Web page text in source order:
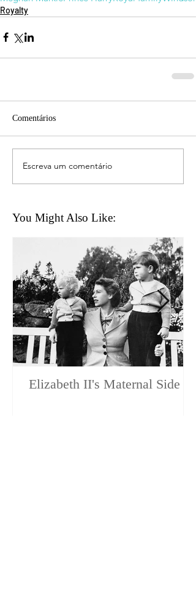
Royalty
Comentários
Escreva um comentário
You Might Also Like:
Elizabeth II's Maternal Side